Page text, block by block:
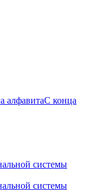
алфавитаС конца